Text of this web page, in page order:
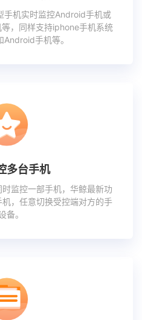
手机实时监控Android手机或
，同样支持iphone手机系统
手机等。
多台手机
监控一部手机，华鲸最新功
，任意切换受控端对方的手
备。